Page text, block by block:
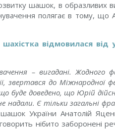
шашок, в образливих
полягає в тому, що
шахістка відмовилася від
– вигадані. Жодного
звертався до Міжнародної
буде доведено, що Юрій
надали. Є тільки загальні
України Анатолій
нібито заборонені